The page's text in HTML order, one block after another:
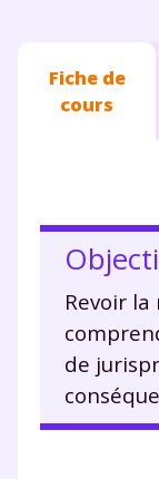
Fiche de
cours
Revoir
de